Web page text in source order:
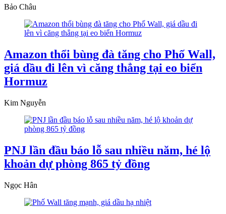
Bảo Châu
Amazon thổi bùng đà tăng cho Phố Wall,
giá dầu đi lên vì căng thẳng tại eo biển
Hormuz
Kim Nguyễn
PNJ lần đầu báo lỗ sau nhiều năm, hé lộ
khoản dự phòng 865 tỷ đồng
Ngọc Hân